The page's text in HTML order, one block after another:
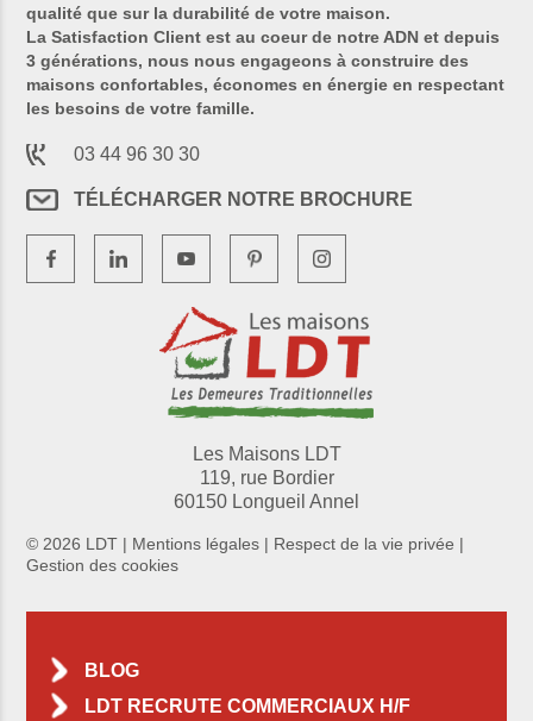
qualité que sur la durabilité de votre maison.
La Satisfaction Client est au coeur de notre ADN et depuis
3 générations, nous nous engageons à construire des
maisons confortables, économes en énergie en respectant
les besoins de votre famille.
03 44 96 30 30
TÉLÉCHARGER NOTRE BROCHURE
Les Maisons LDT
119, rue Bordier
60150 Longueil Annel
© 2026 LDT | Mentions légales | Respect de la vie privée |
Gestion des cookies
BLOG
LDT RECRUTE COMMERCIAUX H/F